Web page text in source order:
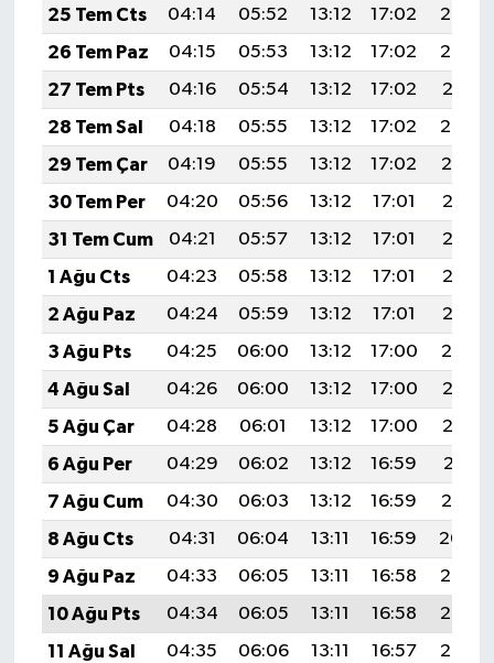
25 Tem Cts
04:14 05:52 13:12 17:02
20:22
26 Tem Paz
04:15 05:53 13:12 17:02
20:22
27 Tem Pts
04:16 05:54 13:12 17:02
20:21
28 Tem Sal
04:18 05:55 13:12 17:02
20:20
29 Tem Çar
04:19 05:55 13:12 17:02
20:19
30 Tem Per
04:20 05:56 13:12 17:01
20:18
31 Tem Cum
04:21 05:57 13:12 17:01
20:17
1 Ağu Cts
04:23 05:58 13:12 17:01
20:16
2 Ağu Paz
04:24 05:59 13:12 17:01
20:15
3 Ağu Pts
04:25 06:00 13:12 17:00
20:14
4 Ağu Sal
04:26 06:00 13:12 17:00
20:13
5 Ağu Çar
04:28 06:01 13:12 17:00
20:12
6 Ağu Per
04:29 06:02 13:12 16:59
20:11
7 Ağu Cum
04:30 06:03 13:12 16:59
20:10
8 Ağu Cts
04:31 06:04 13:11 16:59
20:09
9 Ağu Paz
04:33 06:05 13:11 16:58
20:08
10 Ağu Pts
04:34 06:05 13:11 16:58
20:07
11 Ağu Sal
04:35 06:06 13:11 16:57
20:06